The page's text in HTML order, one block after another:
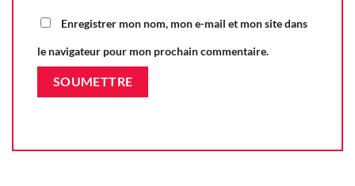
Enregistrer mon nom, mon e-mail et mon site dans
le navigateur pour mon prochain commentaire.